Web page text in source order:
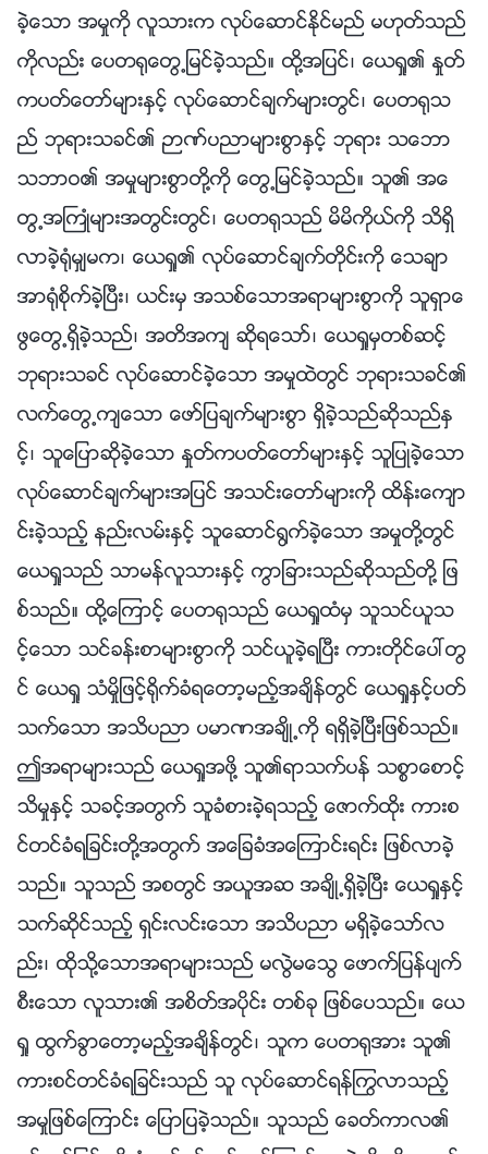
ခဲ့ေသာ အမႈကို လူသားက လုပ္ေဆာင္ႏိုင္မည္ မဟုတ္သည္
ကိုလည္း ေပတ႐ုေတြ႕ျမင္ခဲ့သည္။ ထို႔အျပင္၊ ေယရႈ၏ ႏႈတ္
ကပတ္ေတာ္မ်ားႏွင့္ လုပ္ေဆာင္ခ်က္မ်ားတြင္၊ ေပတ႐ုသ
ည္ ဘုရားသခင္၏ ဉာဏ္ပညာမ်ားစြာႏွင့္ ဘုရား သေဘာ
သဘာဝ၏ အမႈမ်ားစြာတို႔ကို ေတြ႕ျမင္ခဲ့သည္။ သူ၏ အေ
တြ႕အႀကဳံမ်ားအတြင္းတြင္၊ ေပတ႐ုသည္ မိမိကိုယ္ကို သိရွိ
လာခဲ့႐ုံမွ်မက၊ ေယရႈ၏ လုပ္ေဆာင္ခ်က္တိုင္းကို ေသခ်ာ
အာ႐ုံစိုက္ခဲ့ၿပီး၊ ယင္းမွ အသစ္ေသာအရာမ်ားစြာကို သူရွာေ
ဖြေတြ႕ရွိခဲ့သည္၊ အတိအက် ဆိုရေသာ္၊ ေယရႈမွတစ္ဆင့္
ဘုရားသခင္ လုပ္ေဆာင္ခဲ့ေသာ အမႈထဲတြင္ ဘုရားသခင္၏
လက္ေတြ႕က်ေသာ ေဖာ္ျပခ်က္မ်ားစြာ ရွိခဲ့သည္ဆိုသည္ႏွ
င့္၊ သူေျပာဆိုခဲ့ေသာ ႏႈတ္ကပတ္ေတာ္မ်ားႏွင့္ သူျပဳခဲ့ေသာ
လုပ္ေဆာင္ခ်က္မ်ားအျပင္ အသင္းေတာ္မ်ားကို ထိန္းေက်ာ
င္းခဲ့သည့္ နည္းလမ္းႏွင့္ သူေဆာင္႐ြက္ခဲ့ေသာ အမႈတို႔တြင္
ေယရႈသည္ သာမန္လူသားႏွင့္ ကြာျခားသည္ဆိုသည္တို႔ ျဖ
စ္သည္။ ထို႔ေၾကာင့္ ေပတ႐ုသည္ ေယရႈထံမွ သူသင္ယူသ
င့္ေသာ သင္ခန္းစာမ်ားစြာကို သင္ယူခဲ့ရၿပီး ကားတိုင္ေပၚတြ
င္ ေယရႈ သံမႈိျဖင့္႐ိုက္ခံရေတာ့မည့္အခ်ိန္တြင္ ေယရႈႏွင့္ပတ္
သက္ေသာ အသိပညာ ပမာဏအခ်ိဳ႕ကို ရရွိခဲ့ၿပီးျဖစ္သည္။
ဤအရာမ်ားသည္ ေယရႈအဖို႔ သူ၏ရာသက္ပန္ သစၥာေစာင့္
သိမႈႏွင့္ သခင့္အတြက္ သူခံစားခဲ့ရသည့္ ေဇာက္ထိုး ကားစ
င္တင္ခံရျခင္းတို႔အတြက္ အေျခခံအေၾကာင္းရင္း ျဖစ္လာခဲ့
သည္။ သူသည္ အစတြင္ အယူအဆ အခ်ိဳ႕ရွိခဲ့ၿပီး ေယရႈႏွင့္
သက္ဆိုင္သည့္ ရွင္းလင္းေသာ အသိပညာ မရွိခဲ့ေသာ္လ
ည္း၊ ထိုသို႔ေသာအရာမ်ားသည္ မလြဲမေသြ ေဖာက္ျပန္ပ်က္
စီးေသာ လူသား၏ အစိတ္အပိုင္း တစ္ခု ျဖစ္ေပသည္။ ေယ
ရႈ ထြက္ခြာေတာ့မည့္အခ်ိန္တြင္၊ သူက ေပတ႐ုအား သူ၏
ကားစင္တင္ခံရျခင္းသည္ သူ လုပ္ေဆာင္ရန္ႂကြလာသည့္
အမႈျဖစ္ေၾကာင္း ေျပာျပခဲ့သည္။ သူသည္ ေခတ္ကာလ၏